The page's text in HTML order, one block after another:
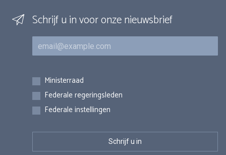
Schrijf u in voor onze nieuwsbrief
E-mail
Inschrijvingen
Ministerraad
Federale regeringsleden
Federale instellingen